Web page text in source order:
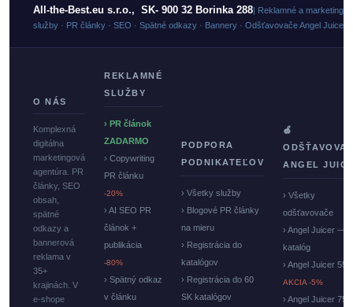
All-the-Best.eu s.r.o., SK- 900 32 Borinka 288| Reklamné a
služby · PR články · SEO · Spätné odkazy · Bannery · Odšťavovače Angel Juicer
O NÁS
Komplexná
digitálna
marketingová
agentúra. PR
články, SEO
obsah,
spätné
odkazy a
bannerová
reklama v
35+
krajinách. V
e-shope
REKLAMNÉ
SLUŽBY
› PR článok
ZADARMO
› Copywriting
PR článku
-20%
› AI SEO PR
článok +
publikácia
-80%
› Spätný odkaz
v článku
PODPORA
PODNIKATEĽOV
› Všetky služby
› Blogové PR články
na mieru
› Registrácia do
katalógov
› Registrácia do 60
SK katalógov
🍏
ANGEL
› Všetky
odšťavovače
› Angel Juicer —
katalóg
› Angel Juicer
AKCIA -5%
› Angel Juicer